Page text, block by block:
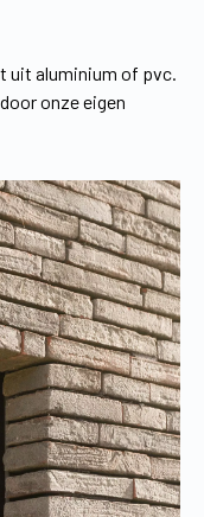
uit aluminium of pvc.
onze eigen